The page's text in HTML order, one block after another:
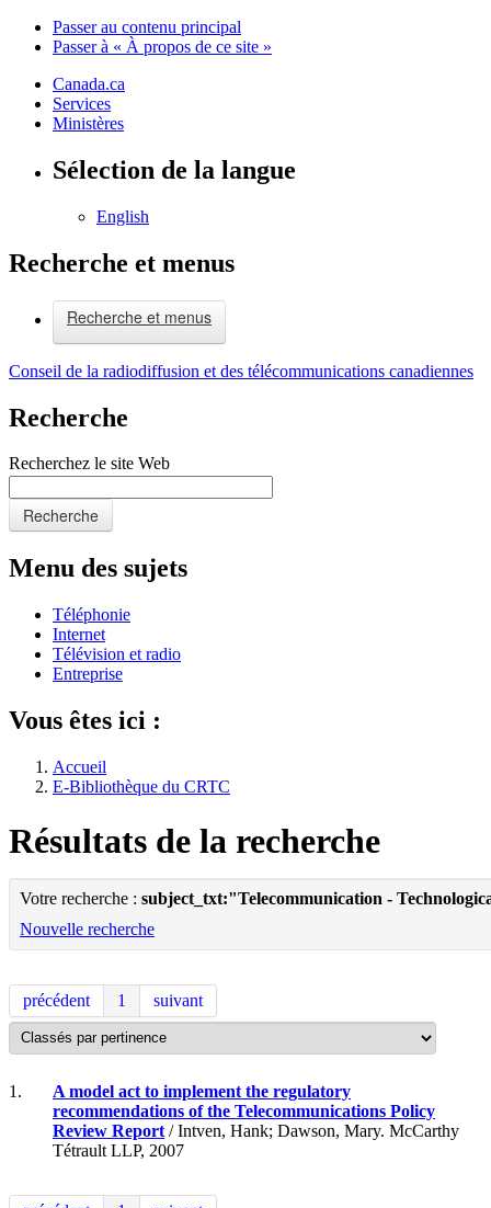
Passer au contenu principal
Passer à « À propos de ce site »
Canada.ca
Services
Ministères
Sélection de la langue
English
Recherche et menus
Recherche et menus
Conseil de la radiodiffusion et des télécommunications canadiennes
Recherche
Recherchez le site Web
Recherche
Menu des sujets
Téléphonie
Internet
Télévision et radio
Entreprise
Vous êtes ici :
Accueil
E-Bibliothèque du CRTC
Résultats de la recherche
Votre recherche : subject_txt:"Telecommunication -
Nouvelle recherche
précédent 1 suivant
1.
A model act to implement the regulatory
recommendations of the Telecommunications Policy
Review Report / Intven, Hank; Dawson, Mary. McCarthy
Tétrault LLP, 2007